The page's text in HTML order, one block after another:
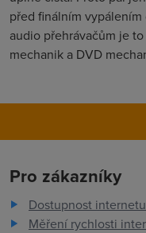
před finálním
audio přehrávačům je
mechanik a DVD
Pro zákazníky
Dostupnost internetu
Měření rychlosti